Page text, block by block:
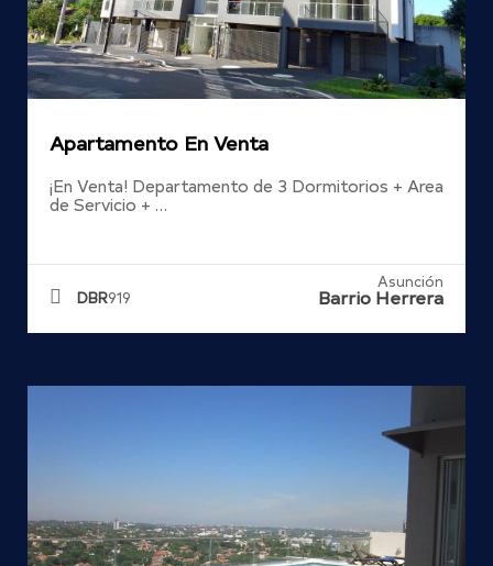
Apartamento En Venta
¡En Venta! Departamento de 3 Dormitorios + Area
de Servicio + …
DBR919
Asunción
Barrio Herrera